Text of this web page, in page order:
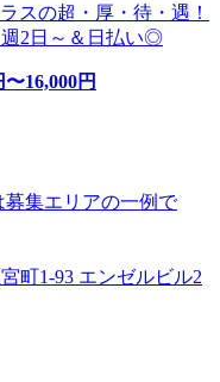
スの超・厚・待・遇！
2日～＆日払い◎
〜16,000円
集エリアの一例で
町1-93 エンゼルビル2